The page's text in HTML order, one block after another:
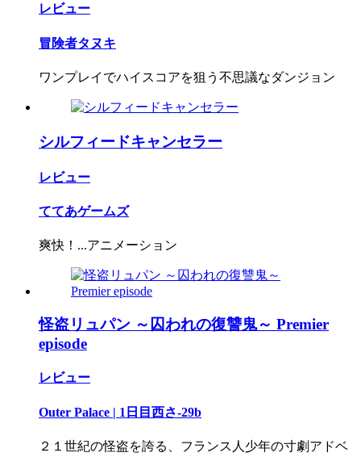
レビュー
冒険者タヌキ
ワンプレイでハイスコアを狙う不思議なダンジョン
シルフィードキャンセラー
レビュー
ててあゲームズ
爽快！...アニメーション
怪盗リュパン ～囚われの復讐鬼～ Premier
episode
レビュー
Outer Palace | 1日目西さ-29b
２１世紀の怪盗を誇る、フランス人少年の寸劇アドベ